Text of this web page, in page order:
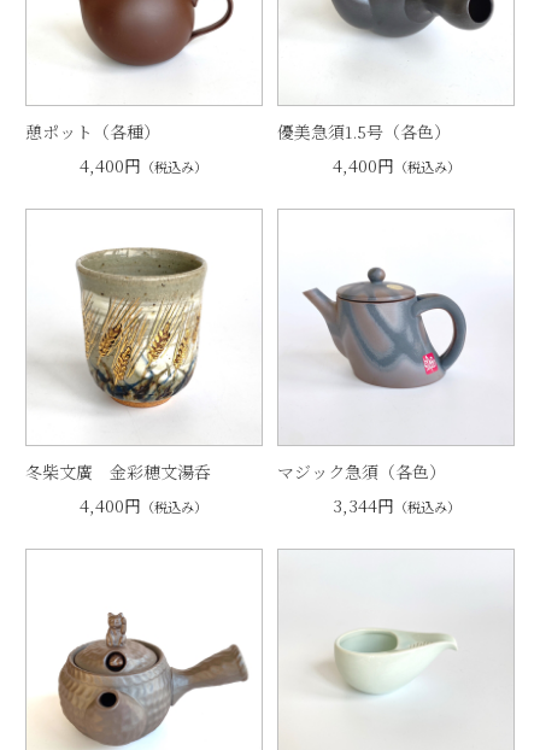
憩ポット（各種）
4,400円 （税込み）
優美急須1.5号（各色）
4,400円 （税込み）
冬柴文廣 金彩穂文湯呑
4,400円 （税込み）
マジック急須（各色）
3,344円 （税込み）